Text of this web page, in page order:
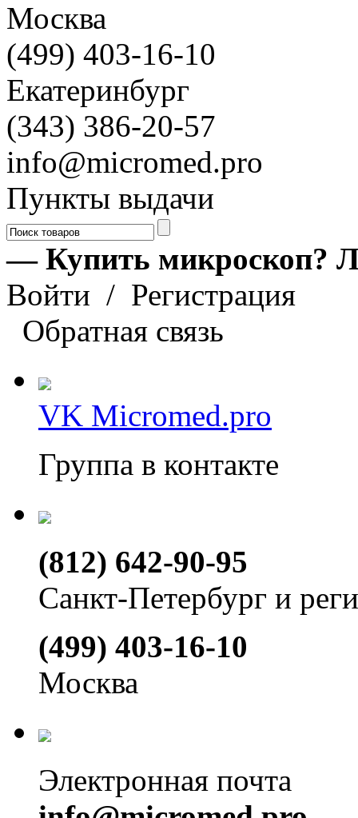
Москва
(499) 403-16-10
Екатеринбург
(343) 386-20-57
info@micromed.pro
Пункты выдачи
— Купить микроскоп?
Войти / Регистрация
Обратная связь
VK Micromed.pro
Группа в контакте
(812) 642-90-95
Санкт-Петербург и
(499) 403-16-10
Москва
Электронная почта